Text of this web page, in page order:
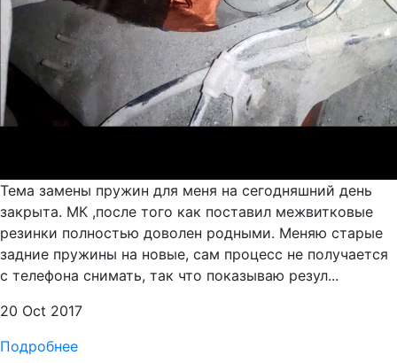
Тема замены пружин для меня на сегодняшний день
закрыта. МК ,после того как поставил межвитковые
резинки полностью доволен родными. Меняю старые
задние пружины на новые, сам процесс не получается
с телефона снимать, так что показываю резул...
20 Oct 2017
Подробнее